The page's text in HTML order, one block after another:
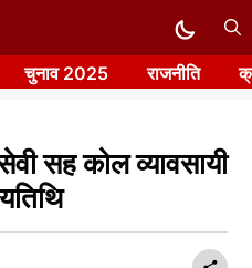
चुनाव 2025 राजनीति
सह कोल व्यावसायी